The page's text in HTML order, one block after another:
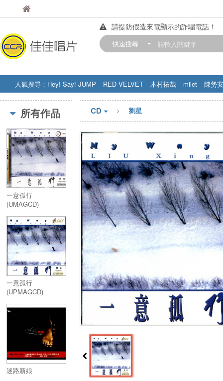
佳佳唱片
請提防假造來電顯示的詐騙電話！
【中華門市營業時間調整公告】
快速搜尋
人氣搜尋： Hey! Say! JUMP RED VELVET 木村拓哉 milet
陳勢安
STRAY KIDS
盧廣仲 周杰伦
所有作品
一意孤行
(UMAGCD)
一意孤行
(UPMAGCD)
迷路新娘
CD 劉星